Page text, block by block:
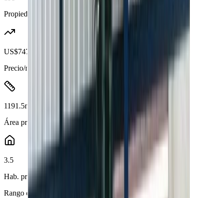
Propiedades
US$747
Precio/m² prom.
1191.5m²
Área promedio
3.5
Hab. promedio
Rango de precios en